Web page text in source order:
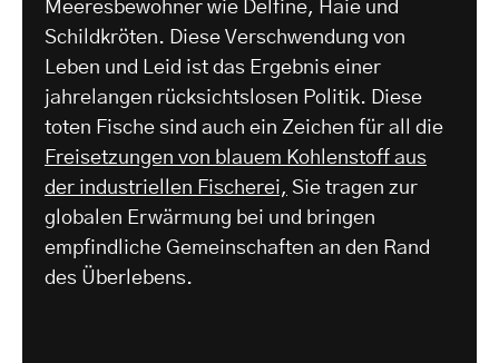
Meeresbewohner wie Delfine, Haie und
Schildkröten. Diese Verschwendung von
Leben und Leid ist das Ergebnis einer
jahrelangen rücksichtslosen Politik. Diese
toten Fische sind auch ein Zeichen für all die
Freisetzungen von blauem Kohlenstoff aus
der industriellen Fischerei, Sie tragen zur
globalen Erwärmung bei und bringen
empfindliche Gemeinschaften an den Rand
des Überlebens.